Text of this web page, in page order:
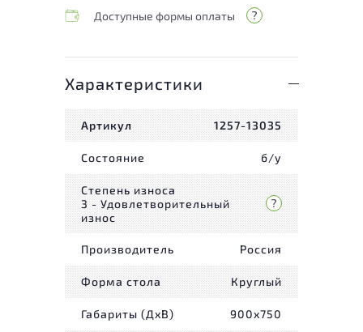
Доступные формы оплаты
Характеристики
Артикул 1257-13035
Состояние б/у
Степень износа
3 - Удовлетворительный
износ
Производитель Россия
Форма стола Круглый
Габариты (ДxВ) 900x750